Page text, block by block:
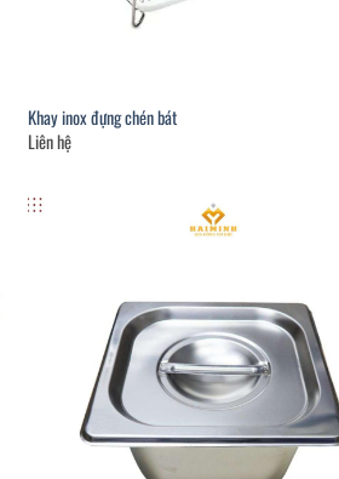
Khay inox đựng chén bát
Liên hệ